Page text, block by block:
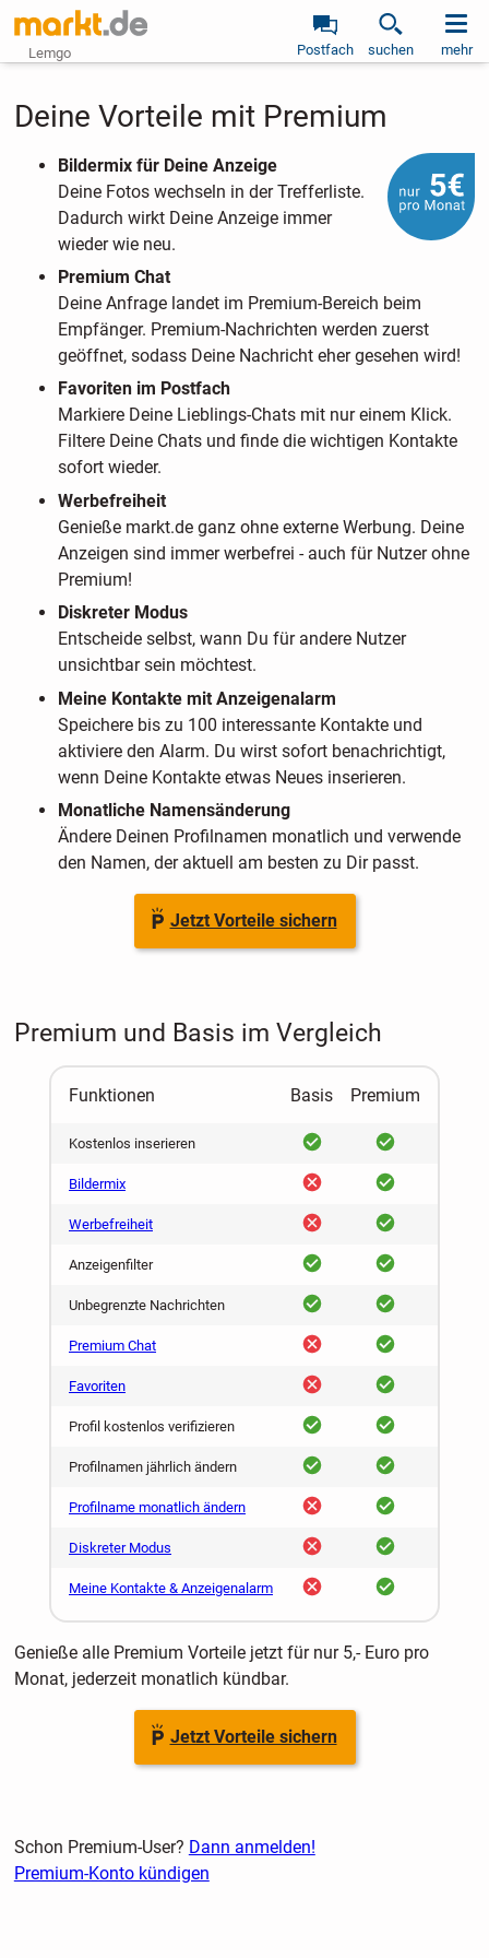
Lemgo Postfach suchen mehr
Deine Vorteile mit Premium
Bildermix für Deine Anzeige
Deine Fotos wechseln in der Trefferliste.
Dadurch wirkt Deine Anzeige immer
wieder wie neu.
Premium Chat
Deine Anfrage landet im Premium-Bereich beim
Empfänger. Premium-Nachrichten werden zuerst
geöffnet, sodass Deine Nachricht eher gesehen wird!
Favoriten im Postfach
Markiere Deine Lieblings-Chats mit nur einem Klick.
Filtere Deine Chats und finde die wichtigen Kontakte
sofort wieder.
Werbefreiheit
Genieße markt.de ganz ohne externe Werbung. Deine
Anzeigen sind immer werbefrei - auch für Nutzer ohne
Premium!
Diskreter Modus
Entscheide selbst, wann Du für andere Nutzer
unsichtbar sein möchtest.
Meine Kontakte mit Anzeigenalarm
Speichere bis zu 100 interessante Kontakte und
aktiviere den Alarm. Du wirst sofort benachrichtigt,
wenn Deine Kontakte etwas Neues inserieren.
Monatliche Namensänderung
Ändere Deinen Profilnamen monatlich und verwende
den Namen, der aktuell am besten zu Dir passt.
Jetzt Vorteile sichern
Premium und Basis im Vergleich
Funktionen Basis Premium
Kostenlos inserieren ja ja
Bildermix nein ja
Werbefreiheit nein ja
Anzeigenfilter ja ja
Unbegrenzte Nachrichten ja ja
Premium Chat nein ja
Favoriten nein ja
Profil kostenlos verifizieren ja ja
Profilnamen jährlich ändern ja ja
Profilname monatlich ändern nein ja
Diskreter Modus nein ja
Meine Kontakte & Anzeigenalarm nein ja
Genieße alle Premium Vorteile jetzt für nur 5,- Euro pro
Monat, jederzeit monatlich kündbar.
Jetzt Vorteile sichern
Schon Premium-User? Dann anmelden!
Premium-Konto kündigen